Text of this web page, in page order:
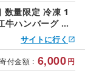
量限定 冷凍 1
ハンバーグ 牛
ジューシー は
和牛 滋賀県 竜王
サイトに行く
寄付金額 : 6,000円